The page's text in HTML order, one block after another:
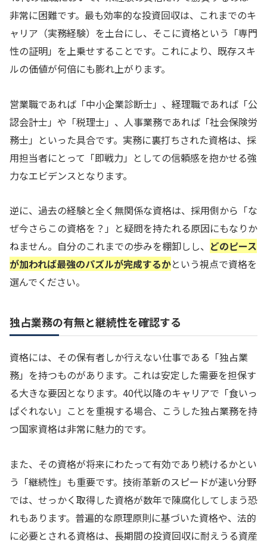
非常に困難です。最も効率的な投資回収は、これまでのキ
ャリア（実務経験）を土台にし、そこに資格という「専門
性の証明」を上乗せすることです。これにより、既存スキ
ルの価値が何倍にも膨れ上がります。
営業職であれば「中小企業診断士」、経理職であれば「公
認会計士」や「税理士」、人事業務であれば「社会保険労
務士」といった具合です。実務に裏打ちされた資格は、採
用担当者にとって「即戦力」としての信頼感を抱かせる強
力なエビデンスとなります。
逆に、過去の経験と全く無関係な資格は、採用側から「な
ぜ今さらこの資格を？」と疑問を持たれる原因にもなりか
ねません。自分のこれまでの歩みを棚卸しし、 どのピース
が加われば最強のパズルが完成するかという視点で資格を
選んでください。
独占業務の有無と継続性を確認する
資格には、その保有者しか行えない仕事である「独占業
務」を持つものがあります。これは安定した需要を担保す
る大きな要因となります。40代以降のキャリアで「食いっ
ぱぐれない」ことを重視する場合、こうした独占業務を持
つ国家資格は非常に魅力的です。
また、その資格が将来にわたって有効であり続けるかとい
う「継続性」も重要です。技術革新のスピードが速い分野
では、せっかく取得した資格が数年で陳腐化してしまう恐
れもあります。普遍的な原理原則に基づいた資格や、法的
に必要とされる資格は、長期間の投資回収に耐えうる資産